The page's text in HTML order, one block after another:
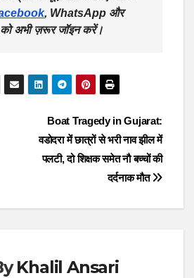
, WhatsApp और
अभी ज़रूर जॉइन करें।
Boat Tragedy in Gujarat:
वडोदरा में छात्रों से भरी नाव झील में
पलटी, दो शिक्षक समेत नौ बच्चों की
दर्दनाक मौत
Khalil Ansari